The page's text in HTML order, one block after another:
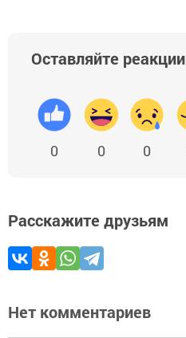
Оставляйте реакции
0 0 0
Расскажите друзьям
Нет комментариев